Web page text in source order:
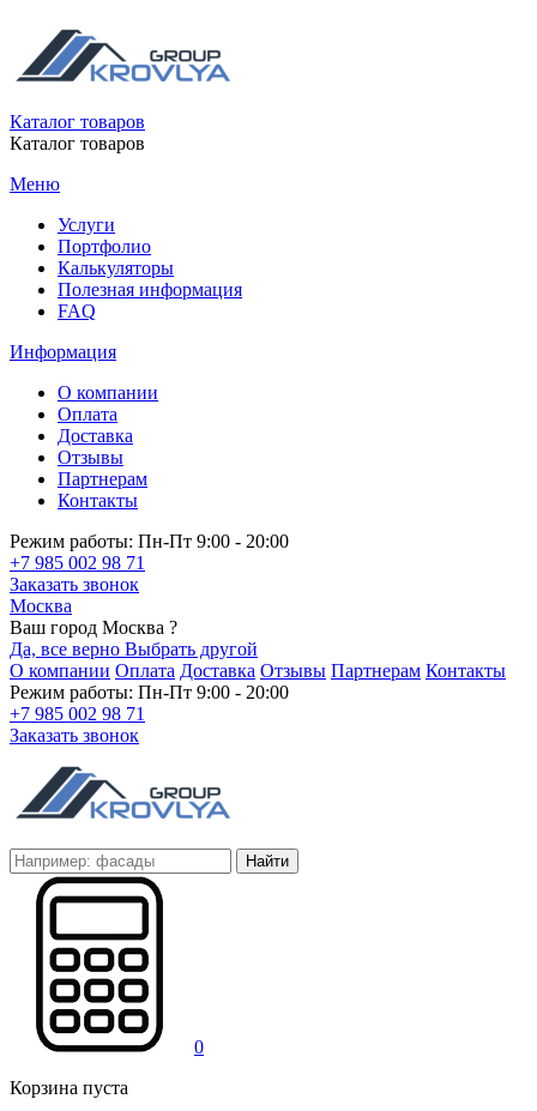
Каталог товаров
Каталог товаров
Меню
Услуги
Портфолио
Калькуляторы
Полезная информация
FAQ
Информация
О компании
Оплата
Доставка
Отзывы
Партнерам
Контакты
Режим работы: Пн-Пт 9:00 - 20:00
+7 985 002 98 71
Заказать звонок
Москва
Ваш город Москва ?
Да, все верно Выбрать другой
О компании Оплата Доставка Отзывы Партнерам Контакты
Режим работы: Пн-Пт 9:00 - 20:00
+7 985 002 98 71
Заказать звонок
Найти
0
Корзина пуста